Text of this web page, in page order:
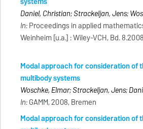
Daniel, Christian; Strackeljan, Jens;
In:Proceedings in applied
Weinheim [u.a.] : Wiley-VCH, Bd. 8.2008,
Modal approach for consideration of
multibody systems
Woschke, Elmar; Strackeljan, Jens;
In:GAMM, 2008, Bremen
Modal approach for consideration of